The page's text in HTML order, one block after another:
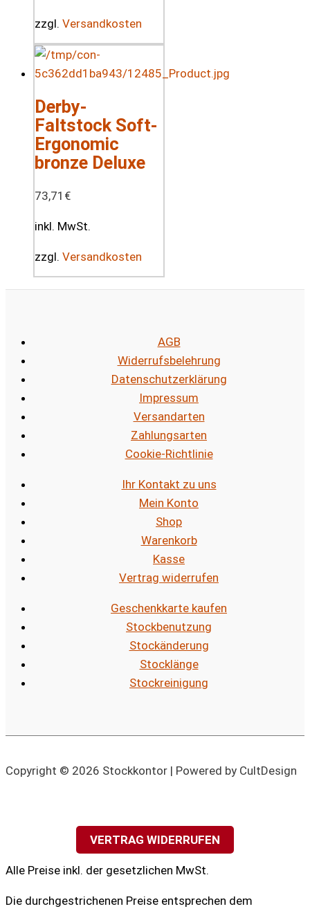
zzgl. Versandkosten
Derby-
Faltstock Soft-
Ergonomic
bronze Deluxe
73,71 €
inkl. MwSt.
zzgl. Versandkosten
AGB
Widerrufsbelehrung
Datenschutzerklärung
Impressum
Versandarten
Zahlungsarten
Cookie-Richtlinie
Ihr Kontakt zu uns
Mein Konto
Shop
Warenkorb
Kasse
Vertrag widerrufen
Geschenkkarte kaufen
Stockbenutzung
Stockänderung
Stocklänge
Stockreinigung
Copyright © 2026 Stockkontor | Powered by CultDesign
VERTRAG WIDERRUFEN
Alle Preise inkl. der gesetzlichen MwSt.
Die durchgestrichenen Preise entsprechen dem